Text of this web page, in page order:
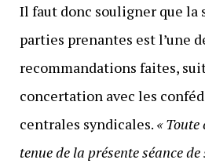
Il faut donc souligner que la
parties prenantes est l’une
recommandations faites,
concertation avec les
centrales syndicales. « Toute
tenue de la présente séance